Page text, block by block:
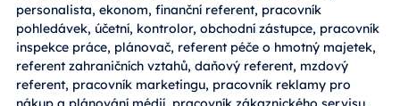
personalista, ekonom, finanční referent, pracovník
pohledávek, účetní, kontrolor, obchodní zástupce, pracovník
inspekce práce, plánovač, referent péče o hmotný majetek,
referent zahraničních vztahů, daňový referent, mzdový
referent, pracovník marketingu, pracovník reklamy pro